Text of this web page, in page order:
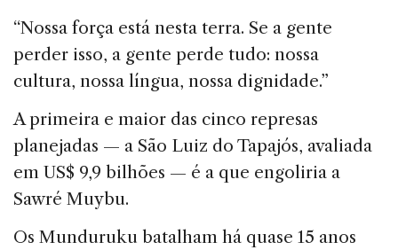
“Nossa força está nesta terra. Se a gente
perder isso, a gente perde tudo: nossa
cultura, nossa língua, nossa dignidade.”
A primeira e maior das cinco represas
planejadas — a São Luiz do Tapajós, avaliada
em US$ 9,9 bilhões — é a que engoliria a
Sawré Muybu.
Os Munduruku batalham há quase 15 anos